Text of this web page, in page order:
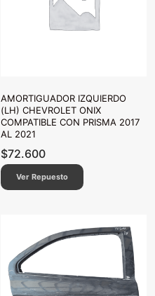
AMORTIGUADOR IZQUIERDO
(LH) CHEVROLET ONIX
COMPATIBLE CON PRISMA 2017
AL 2021
$72.600
Ver Repuesto